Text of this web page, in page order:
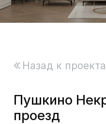
Пушкино
проезд
Назад к